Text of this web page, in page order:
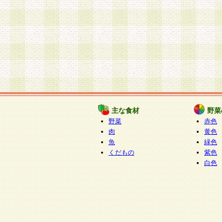
主な食材
野菜
肉
魚
くだもの
野
赤色
黄色
緑色
紫色
白色